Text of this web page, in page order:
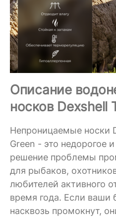
Описание
носков Dexshell
Непроницаемые носки
Green - это недорогое
решение проблемы
для рыбаков,
любителей активного
время года. Если ваши
насквозь промокнут,